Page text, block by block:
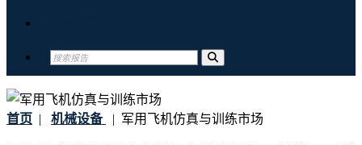
首页 | 机械设备 | 军用飞机仿真与训练市场